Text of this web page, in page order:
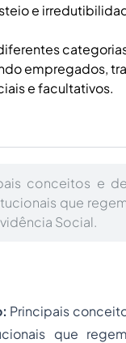
e
empregados,
e facultativos.
conceitos e
que
Social.
Principais
que